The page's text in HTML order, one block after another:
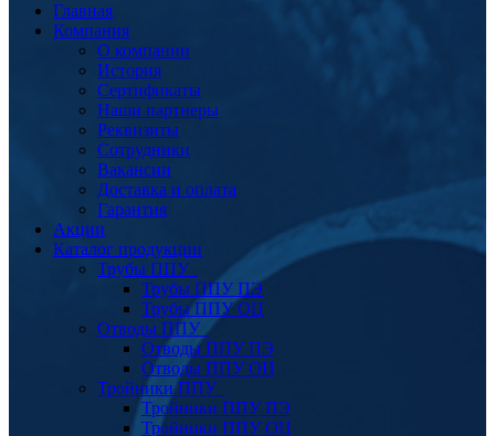
Главная
Компания
О компании
История
Сертификаты
Наши партнеры
Реквизиты
Сотрудники
Вакансии
Доставка и оплата
Гарантия
Акции
Каталог продукции
Трубы ППУ
Трубы ППУ ПЭ
Трубы ППУ ОЦ
Отводы ППУ
Отводы ППУ ПЭ
Отводы ППУ ОЦ
Тройники ППУ
Тройники ППУ ПЭ
Тройники ППУ ОЦ